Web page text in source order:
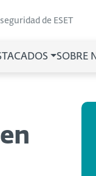
de ESET
SOBRE